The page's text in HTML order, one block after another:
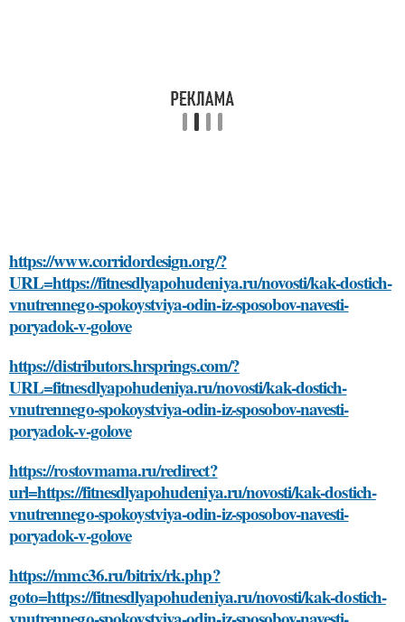
https://www.corridordesign.org/?
URL=https://fitnesdlyapohudeniya.ru/novosti/kak-dostich-
vnutrennego-spokoystviya-odin-iz-sposobov-navesti-
poryadok-v-golove
https://distributors.hrsprings.com/?
URL=fitnesdlyapohudeniya.ru/novosti/kak-dostich-
vnutrennego-spokoystviya-odin-iz-sposobov-navesti-
poryadok-v-golove
https://rostovmama.ru/redirect?
url=https://fitnesdlyapohudeniya.ru/novosti/kak-dostich-
vnutrennego-spokoystviya-odin-iz-sposobov-navesti-
poryadok-v-golove
https://mmc36.ru/bitrix/rk.php?
goto=https://fitnesdlyapohudeniya.ru/novosti/kak-dostich-